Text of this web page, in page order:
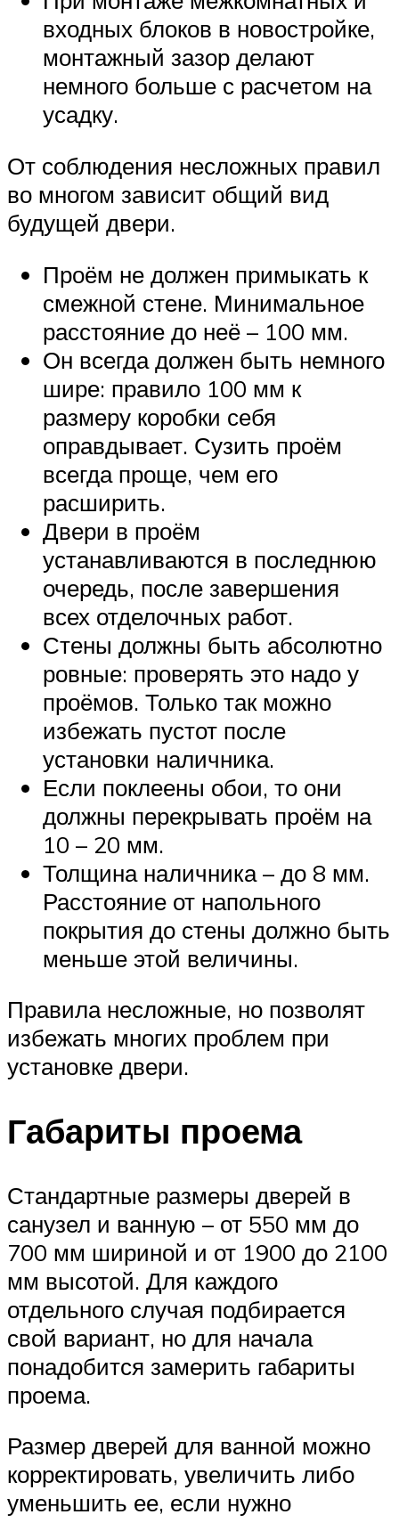
входных блоков в новостройке,
монтажный зазор делают
немного больше с расчетом на
усадку.
От соблюдения несложных правил
во многом зависит общий вид
будущей двери.
Проём не должен примыкать к
смежной стене. Минимальное
расстояние до неё – 100 мм.
Он всегда должен быть немного
шире: правило 100 мм к
размеру коробки себя
оправдывает. Сузить проём
всегда проще, чем его
расширить.
Двери в проём
устанавливаются в последнюю
очередь, после завершения
всех отделочных работ.
Стены должны быть абсолютно
ровные: проверять это надо у
проёмов. Только так можно
избежать пустот после
установки наличника.
Если поклеены обои, то они
должны перекрывать проём на
10 – 20 мм.
Толщина наличника – до 8 мм.
Расстояние от напольного
покрытия до стены должно быть
меньше этой величины.
Правила несложные, но позволят
избежать многих проблем при
установке двери.
Габариты проема
Стандартные размеры дверей в
санузел и ванную – от 550 мм до
700 мм шириной и от 1900 до 2100
мм высотой. Для каждого
отдельного случая подбирается
свой вариант, но для начала
понадобится замерить габариты
проема.
Размер дверей для ванной можно
корректировать, увеличить либо
уменьшить ее, если нужно